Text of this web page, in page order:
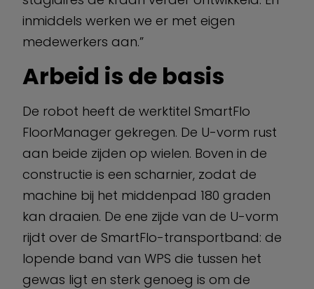
inmiddels werken we er met eigen
medewerkers aan.”
Arbeid is de basis
De robot heeft de werktitel SmartFlo
FloorManager gekregen. De U-vorm rust
aan beide zijden op wielen. Boven in de
constructie is een scharnier, zodat de
machine bij het middenpad 180 graden
kan draaien. De ene zijde van de U-vorm
rijdt over de SmartFlo-transportband: de
lopende band van WPS die tussen het
gewas ligt en sterk genoeg is om de